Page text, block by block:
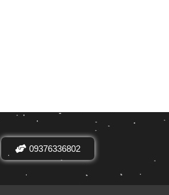
مرتب سازی بر اساس
محبوبیت
09376336802